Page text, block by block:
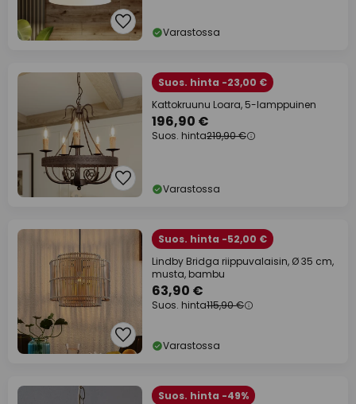
Varastossa
Suos. hinta -23,00 €
Kattokruunu Loara, 5-lamppuinen
196,90 €
Suos. hinta219,90 €
Varastossa
Suos. hinta -52,00 €
Lindby Bridga riippuvalaisin, Ø 35 cm,
musta, bambu
63,90 €
Suos. hinta115,90 €
Varastossa
Suos. hinta -49%